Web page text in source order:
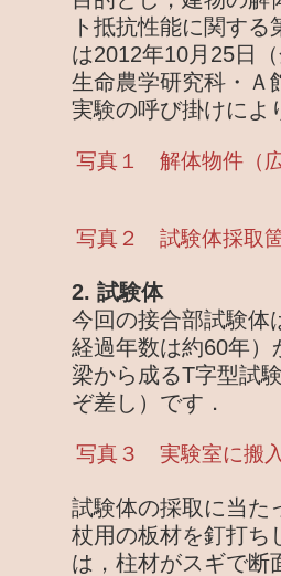
ト抵抗性能に関す
は2012年10月25日
生命農学研究科・Ａ
実験の呼び掛けによ
写真１ 解体物件（広
写真２ 試験体採取
2. 試験体
今回の接合部試験体
経過年数は約60年
梁から成るT字型試
ぞ差し）です．
写真３ 実験室に搬
試験体の採取に当た
杖用の板材を釘打ち
は，柱材がスギで断